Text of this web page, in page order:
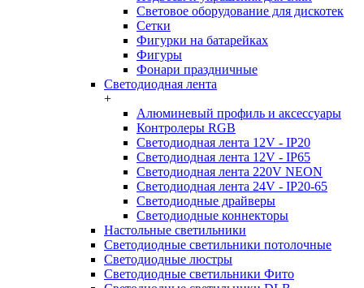
Световое оборудование для дискотек
Сетки
Фигурки на батарейках
Фигуры
Фонари праздничные
Светодиодная лента
+
Алюминевый профиль и аксессуары
Контролеры RGB
Светодиодная лента 12V - IP20
Светодиодная лента 12V - IP65
Светодиодная лента 220V NEON
Светодиодная лента 24V - IP20-65
Светодиодные драйверы
Светодиодные коннекторы
Настольные светильники
Светодиодные светильники потолочные
Светодиодные люстры
Светодиодные светильники Фито